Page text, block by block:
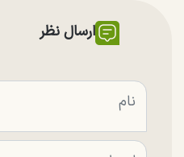
ارسال نظر